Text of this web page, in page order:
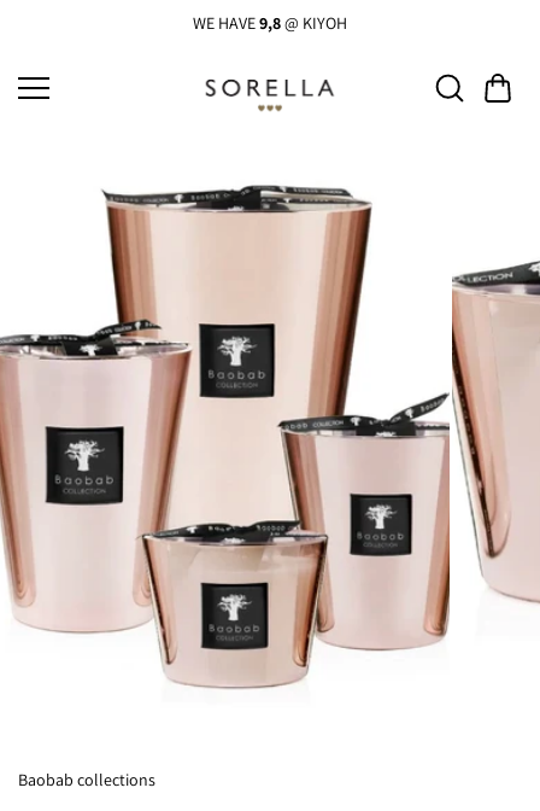
WE HAVE9,8@ KIYOH
Baobab collections